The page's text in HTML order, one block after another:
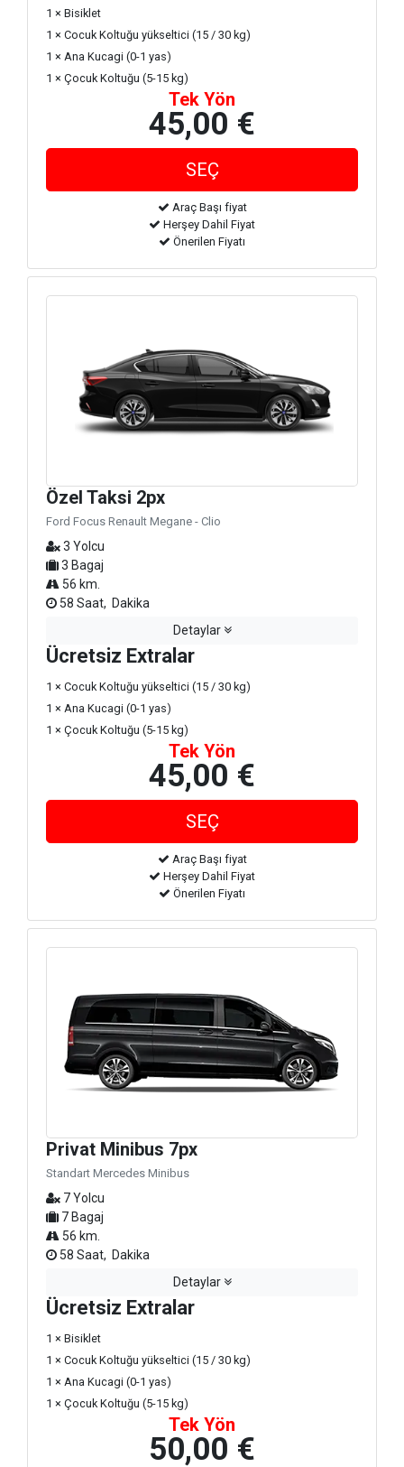
1 × Bisiklet
1 × Cocuk Koltuğu yükseltici (15 / 30 kg)
1 × Ana Kucagi (0-1 yas)
1 × Çocuk Koltuğu (5-15 kg)
Tek Yön
45,00 €
Araç Başı fiyat
Herşey Dahil Fiyat
Önerilen Fiyatı
Özel Taksi 2px
Ford Focus Renault Megane - Clio
3 Yolcu
3 Bagaj
56 km.
58 Saat, Dakika
Detaylar
Ücretsiz Extralar
1 × Cocuk Koltuğu yükseltici (15 / 30 kg)
1 × Ana Kucagi (0-1 yas)
1 × Çocuk Koltuğu (5-15 kg)
Tek Yön
45,00 €
Araç Başı fiyat
Herşey Dahil Fiyat
Önerilen Fiyatı
Privat Minibus 7px
Standart Mercedes Minibus
7 Yolcu
7 Bagaj
56 km.
58 Saat, Dakika
Detaylar
Ücretsiz Extralar
1 × Bisiklet
1 × Cocuk Koltuğu yükseltici (15 / 30 kg)
1 × Ana Kucagi (0-1 yas)
1 × Çocuk Koltuğu (5-15 kg)
Tek Yön
50,00 €